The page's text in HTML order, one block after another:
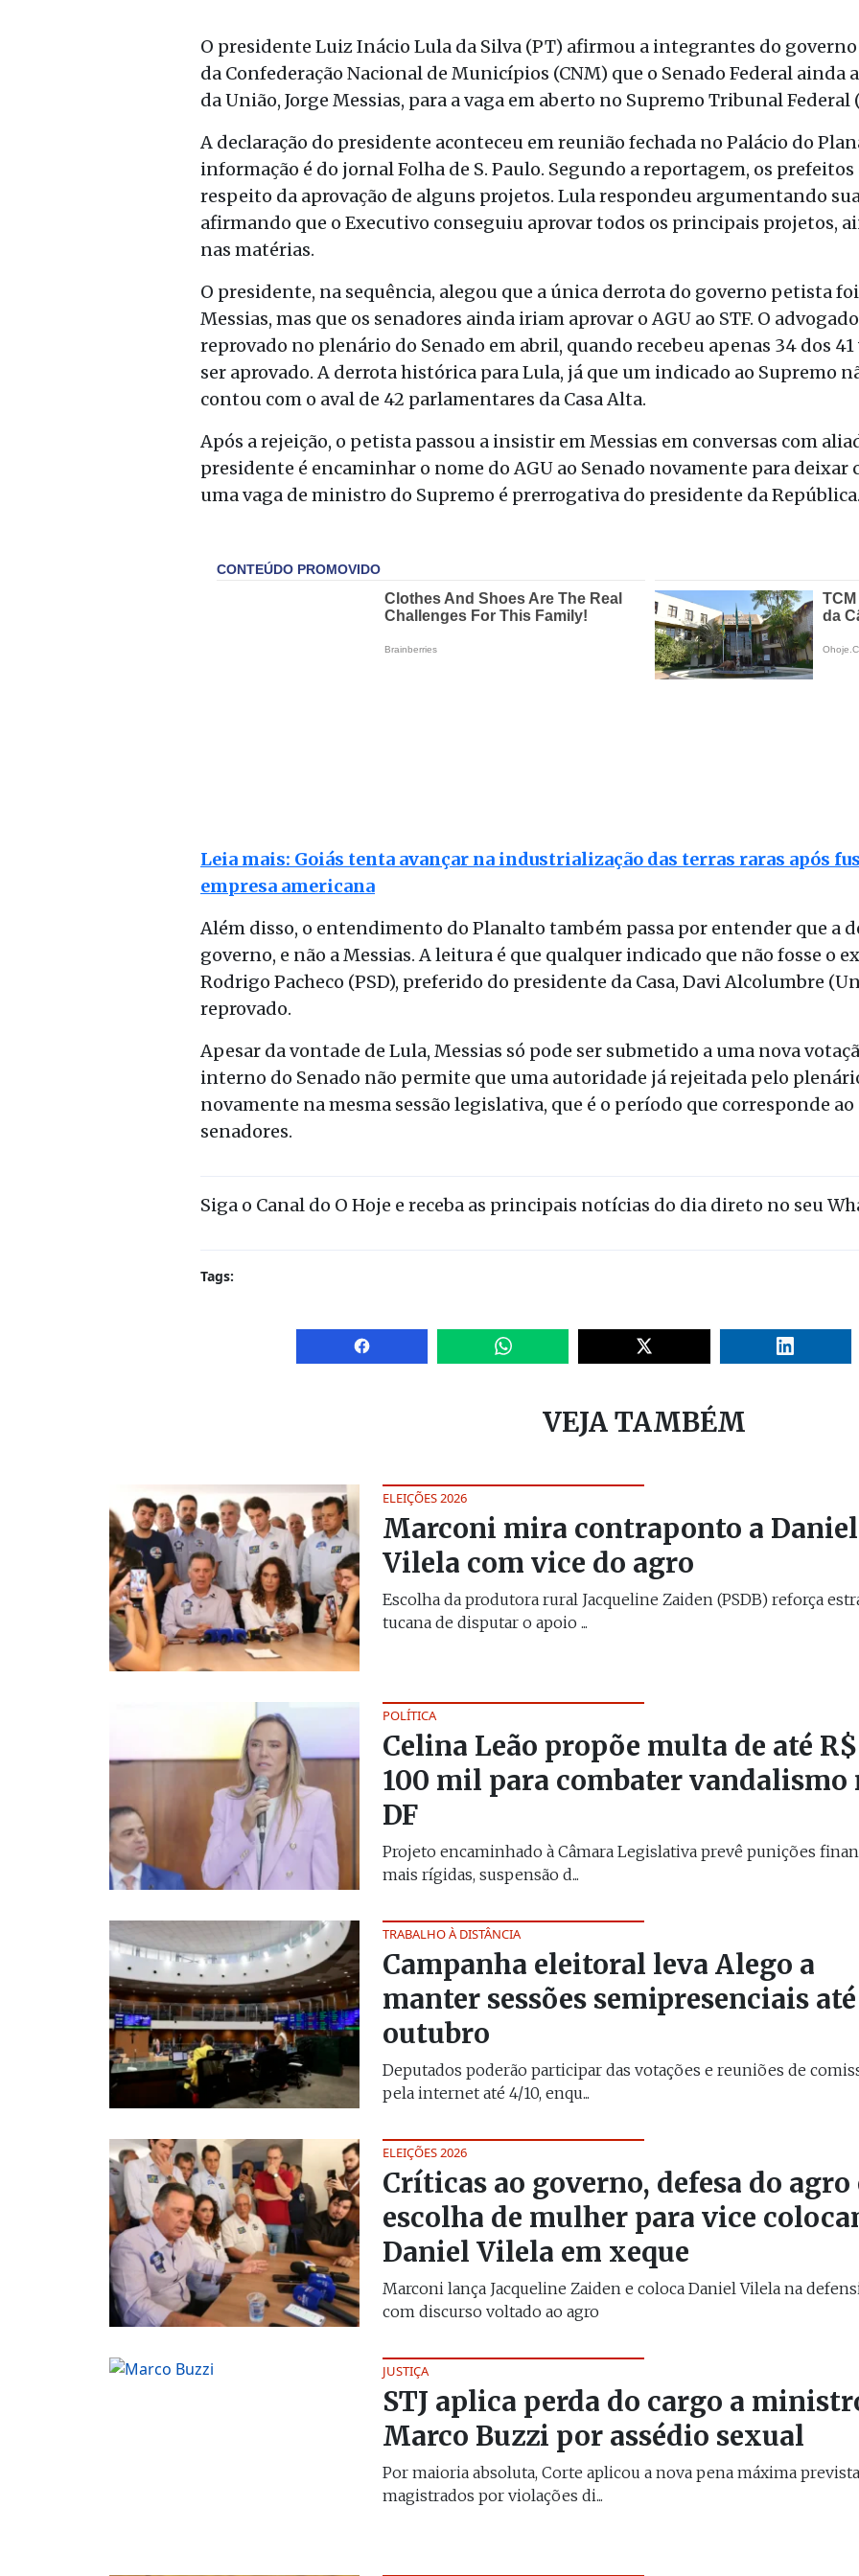
O presidente Luiz Inácio Lula da Silva (PT) afirmou a integrantes do
da Confederação Nacional de Municípios (CNM) que o Senado Federal ainda
da União, Jorge Messias, para a vaga em aberto no Supremo Tribunal Federal
A declaração do presidente aconteceu em reunião fechada no Palácio do
informação é do jornal Folha de S. Paulo. Segundo a reportagem, os
respeito da aprovação de alguns projetos. Lula respondeu argumentando
afirmando que o Executivo conseguiu aprovar todos os principais projetos,
nas matérias.
O presidente, na sequência, alegou que a única derrota do governo petista
Messias, mas que os senadores ainda iriam aprovar o AGU ao STF. O
reprovado no plenário do Senado em abril, quando recebeu apenas 34 dos
ser aprovado. A derrota histórica para Lula, já que um indicado ao Supremo
contou com o aval de 42 parlamentares da Casa Alta.
Após a rejeição, o petista passou a insistir em Messias em conversas com
presidente é encaminhar o nome do AGU ao Senado novamente para deixar
uma vaga de ministro do Supremo é prerrogativa do presidente da República.
Leia mais: Goiás tenta avançar na industrialização das terras raras após
empresa americana
Além disso, o entendimento do Planalto também passa por entender que a
governo, e não a Messias. A leitura é que qualquer indicado que não fosse o
Rodrigo Pacheco (PSD), preferido do presidente da Casa, Davi Alcolumbre
reprovado.
Apesar da vontade de Lula, Messias só pode ser submetido a uma nova
interno do Senado não permite que uma autoridade já rejeitada pelo
novamente na mesma sessão legislativa, que é o período que corresponde
senadores.
Siga o Canal do O Hoje e receba as principais notícias do dia direto no seu
Tags:
VEJA TAMBÉM
ELEIÇÕES 2026
Marconi mira contraponto a Daniel
Vilela com vice do agro
Escolha da produtora rural Jacqueline Zaiden (PSDB) reforça
tucana de disputar o apoio ...
POLÍTICA
Celina Leão propõe multa de até R$
100 mil para combater vandalismo
DF
Projeto encaminhado à Câmara Legislativa prevê punições
mais rígidas, suspensão d...
TRABALHO À DISTÂNCIA
Campanha eleitoral leva Alego a
manter sessões semipresenciais até
outubro
Deputados poderão participar das votações e reuniões de
pela internet até 4/10, enqu...
ELEIÇÕES 2026
Críticas ao governo, defesa do agro
escolha de mulher para vice
Daniel Vilela em xeque
Marconi lança Jacqueline Zaiden e coloca Daniel Vilela na
com discurso voltado ao agro
JUSTIÇA
STJ aplica perda do cargo a
Marco Buzzi por assédio sexual
Por maioria absoluta, Corte aplicou a nova pena máxima
magistrados por violações di...